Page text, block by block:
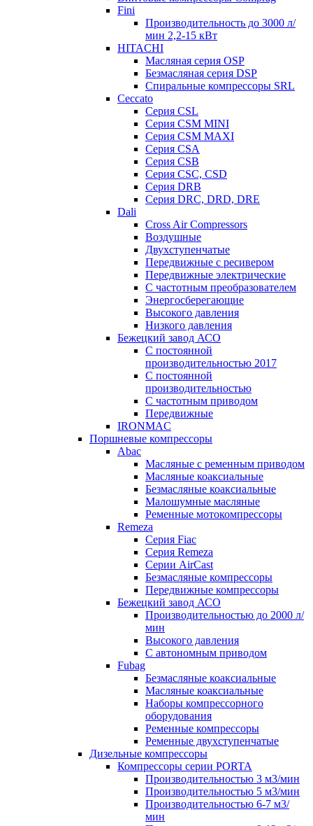
Fini
Производительность до 3000 л/
мин 2,2-15 кВт
HITACHI
Масляная серия OSP
Безмасляная серия DSP
Спиральные компрессоры SRL
Ceccato
Серия CSL
Серия CSM MINI
Серия CSM MAXI
Серия CSA
Серия CSB
Серия CSC, CSD
Серия DRB
Серия DRC, DRD, DRE
Dali
Cross Air Compressors
Воздушные
Двухступенчатые
Передвижные с ресивером
Передвижные электрические
С частотным преобразователем
Энергосберегающие
Высокого давления
Низкого давления
Бежецкий завод АСО
C постоянной
производительностью 2017
C постоянной
производительностью
С частотным приводом
Передвижные
IRONMAC
Поршневые компрессоры
Abac
Масляные с ременным приводом
Маcляные коаксиальные
Безмаcляные коаксиальные
Малошумные масляные
Ременные мотокомпрессоры
Remeza
Серия Fiac
Серия Remeza
Серии AirCast
Безмасляные компрессоры
Передвижные компрессоры
Бежецкий завод АСО
Производительностью до 2000 л/
мин
Высокого давления
С автономным приводом
Fubag
Безмасляные коаксиальные
Маcляные коаксиальные
Наборы компрессорного
оборудования
Ременные компрессоры
Ременные двухступенчатые
Дизельные компрессоры
Компрессоры серии PORTA
Производительностью 3 м3/мин
Производительностью 5 м3/мин
Производительностью 6-7 м3/
мин